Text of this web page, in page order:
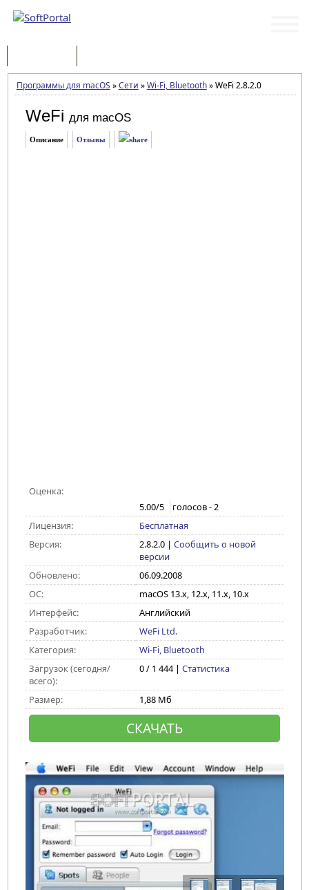
Программы для macOS »Сети »Wi-Fi, Bluetooth»WeFi 2.8.2.0
WeFi для macOS
Описание Отзывы
Оценка:
5.00/5 голосов -2
Лицензия:
Бесплатная
Версия:
2.8.2.0| Сообщить о новой
версии
Обновлено:
06.09.2008
ОС:
macOS 13.x, 12.x, 11.x, 10.x
Интерфейс:
Английский
Разработчик:
WeFi Ltd.
Категория:
Wi-Fi, Bluetooth
Загрузок (сегодня/
всего):
0 / 1 444 | Статистика
Размер: 1,88 Мб
СКАЧАТЬ